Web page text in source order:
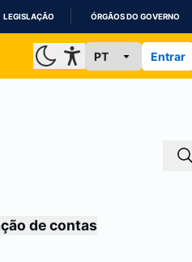
LEGISLAÇÃO ÓRGÃOS DO GOVERNO
Entrar
de contas